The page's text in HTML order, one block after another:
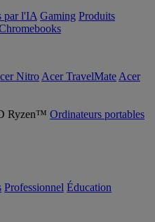
par l'IA Gaming Produits
Nitro Acer TravelMate Acer
Ordinateurs portables
Professionnel Éducation